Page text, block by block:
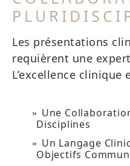
Les présentations
requièrent une
L’excellence clinique
Une
Disciplines
Un Langage
Objectifs